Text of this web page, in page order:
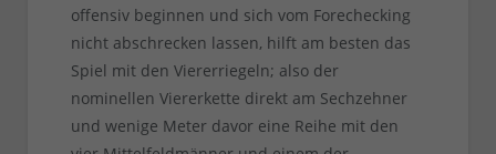
offensiv beginnen und sich vom Forechecking
nicht abschrecken lassen, hilft am besten das
Spiel mit den Viererriegeln; also der
nominellen Viererkette direkt am Sechzehner
und wenige Meter davor eine Reihe mit den